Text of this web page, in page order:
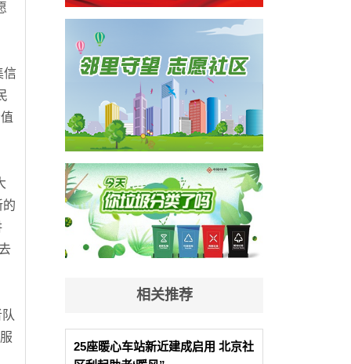
信
的
相关推荐
25座暖心车站新近建成启用 北京社